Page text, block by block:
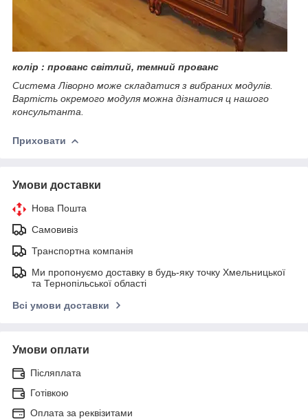
колір : прованс світлий, темний прованс
Система Ліворно може складатися з вибраних модулів.
Вартість окремого модуля можна дізнатися ц нашого
консультанта.
Приховати
Умови доставки
Нова Пошта
Самовивіз
Транспортна компанія
Ми пропонуємо доставку в будь-яку точку Хмельницької
та Тернопільської області
Всі умови доставки
Умови оплати
Післяплата
Готівкою
Оплата за реквізитами